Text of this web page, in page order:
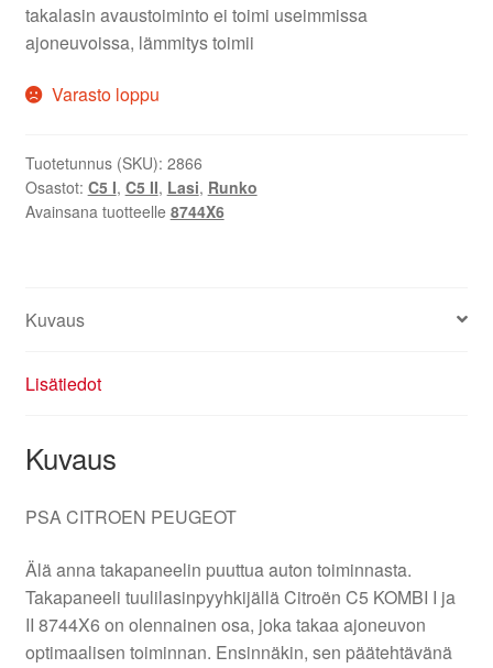
takalasin avaustoiminto ei toimi useimmissa
ajoneuvoissa, lämmitys toimii
Varasto loppu
Tuotetunnus (SKU): 2866
Osastot: C5 I, C5 II, Lasi, Runko
Avainsana tuotteelle 8744X6
Kuvaus
Lisätiedot
Kuvaus
PSA CITROEN PEUGEOT
Älä anna takapaneelin puuttua auton toiminnasta.
Takapaneeli tuulilasinpyyhkijällä Citroën C5 KOMBI I ja
II 8744X6 on olennainen osa, joka takaa ajoneuvon
optimaalisen toiminnan. Ensinnäkin, sen päätehtävänä